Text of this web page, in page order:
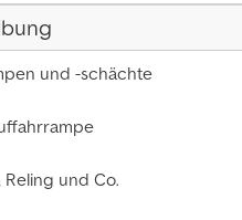
und -schächte
und Co.